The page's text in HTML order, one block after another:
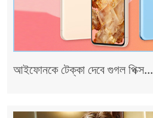
আইফোনকে টেক্কা দেবে গুগল পিক্স...